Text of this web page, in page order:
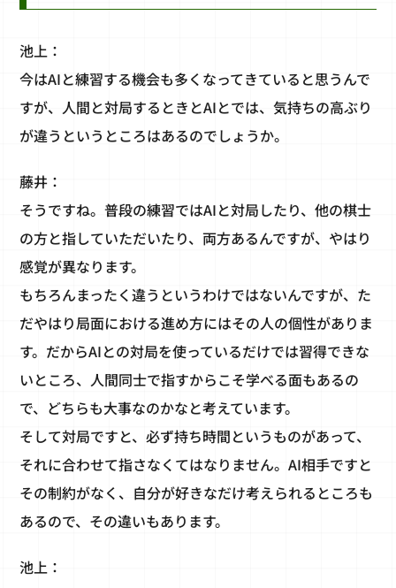
池上：
今はAIと練習する機会も多くなってきていると思うんで
すが、人間と対局するときとAIとでは、気持ちの高ぶり
が違うというところはあるのでしょうか。
藤井：
そうですね。普段の練習ではAIと対局したり、他の棋士
の方と指していただいたり、両方あるんですが、やはり
感覚が異なります。
もちろんまったく違うというわけではないんですが、た
だやはり局面における進め方にはその人の個性がありま
す。だからAIとの対局を使っているだけでは習得できな
いところ、人間同士で指すからこそ学べる面もあるの
で、どちらも大事なのかなと考えています。
そして対局ですと、必ず持ち時間というものがあって、
それに合わせて指さなくてはなりません。AI相手ですと
その制約がなく、自分が好きなだけ考えられるところも
あるので、その違いもあります。
池上：